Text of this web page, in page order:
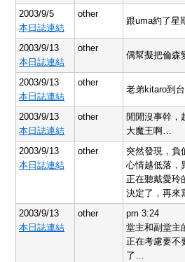
2003/9/5
本日誌連結
other
跟uma約了星
2003/9/13
本日誌連結
other
偶幫擬把倫森
2003/9/13
本日誌連結
other
老弟kitaro到
2003/9/13
本日誌連結
other
閒閒沒事幹，
大魔王啊…
2003/9/13
本日誌連結
other
突然發現，負
心情越低落，
正在聽戴愛玲
決定了，再來
2003/9/13
本日誌連結
other
pm 3:24
堂主和副堂主
正在考慮要不
了…